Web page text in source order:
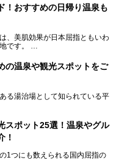
す。
新平湯温泉」「栃尾温泉」「新
称して奥飛騨温泉郷と呼びま
思います。いずれも素晴らしい
！おすすめの日帰り温泉も
、美肌効果が日本屈指ともいわ
です。
できます。
ど、温泉、観光、買い物と、さ
く紹介していきます！
の温泉や観光スポットをご
る湯治場として知られている平
賑わいを見せています。そこで
ットとおすすめの温泉施設を紹
ひチェックしてみてください。
スポット25選！温泉やグル
！
1つにも数えられる国内屈指の